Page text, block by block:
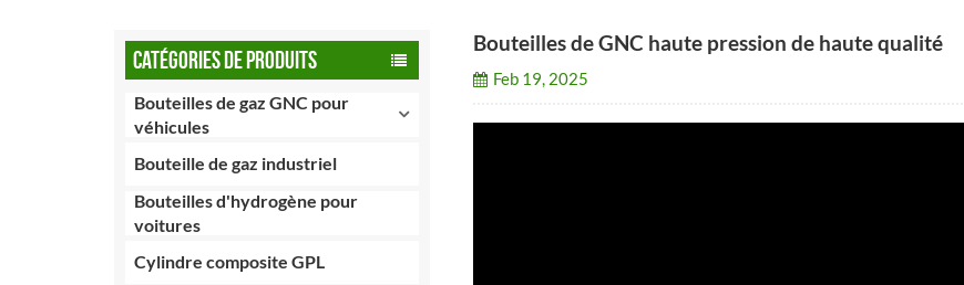
CATÉGORIES DE PRODUITS
Bouteilles de gaz GNC pour
véhicules
Bouteille de gaz industriel
Bouteilles d'hydrogène pour
voitures
Cylindre composite GPL
Bouteilles de GNC haute pression de haute qualité
Feb 19, 2025